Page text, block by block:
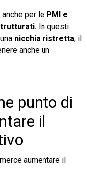
per le PMI e
In questi
nicchia ristretta, il
anche un
punto di
il
aumentare il